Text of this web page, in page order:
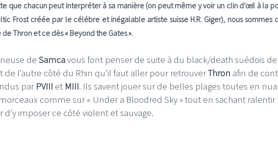
que chacun peut interpréter à sa manière (on peut même y voir un clin d’œil à la
Frost créée par le célébre et inégalable artiste suisse H.R. Giger), nous sommes
Thron et ce dès « Beyond the Gates ».
de Samcavous font penser de suite à du black/death suédois de
de l’autre côté du Rhin qu’il faut aller pour retrouverThron afin de
parPVIII et MIII. Ils savent jouer sur de belles plages toutes en
comme sur « Under a Bloodred Sky » tout en sachant ralentir
imposer ce côté violent et sauvage.